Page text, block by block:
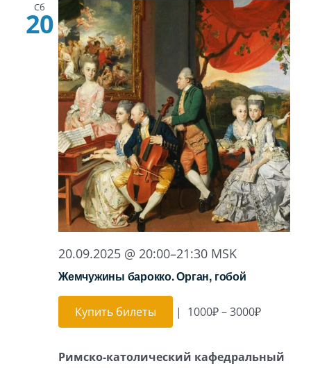
Сб
20
20.09.2025 @ 20:00–21:30 MSK
Жемчужины барокко. Орган, гобой
Купить билеты | 1000₽ – 3000₽
Римско-католический кафедральный